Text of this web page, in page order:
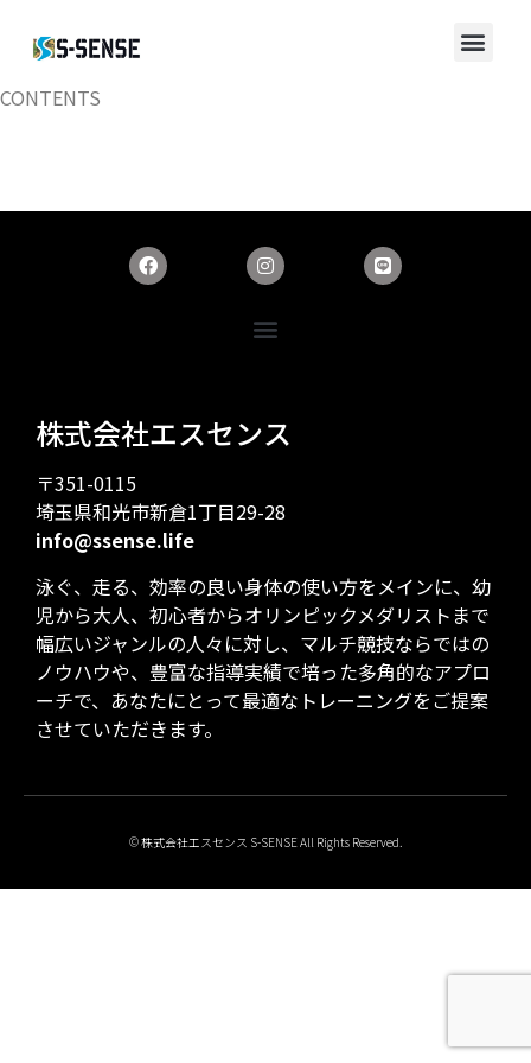
CONTENTS
株式会社エスセンス
〒351-0115
埼玉県和光市新倉1丁目29-28
info@ssense.life
泳ぐ、走る、効率の良い身体の使い方をメインに、幼
児から大人、初心者からオリンピックメダリストまで
幅広いジャンルの人々に対し、マルチ競技ならではの
ノウハウや、豊富な指導実績で培った多角的なアプロ
ーチで、あなたにとって最適なトレーニングをご提案
させていただきます。
© 株式会社エスセンス S-SENSE All Rights Reserved.